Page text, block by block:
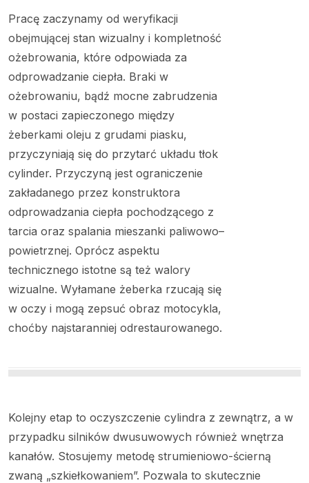
Pracę zaczynamy od weryfikacji
obejmującej stan wizualny i kompletność
ożebrowania, które odpowiada za
odprowadzanie ciepła. Braki w
ożebrowaniu, bądź mocne zabrudzenia
w postaci zapieczonego między
żeberkami oleju z grudami piasku,
przyczyniają się do przytarć układu tłok
cylinder. Przyczyną jest ograniczenie
zakładanego przez konstruktora
odprowadzania ciepła pochodzącego z
tarcia oraz spalania mieszanki paliwowo–
powietrznej. Oprócz aspektu
technicznego istotne są też walory
wizualne. Wyłamane żeberka rzucają się
w oczy i mogą zepsuć obraz motocykla,
choćby najstaranniej odrestaurowanego.
Kolejny etap to oczyszczenie cylindra z zewnątrz, a w
przypadku silników dwusuwowych również wnętrza
kanałów. Stosujemy metodę strumieniowo-ścierną
zwaną „szkiełkowaniem”. Pozwala to skutecznie